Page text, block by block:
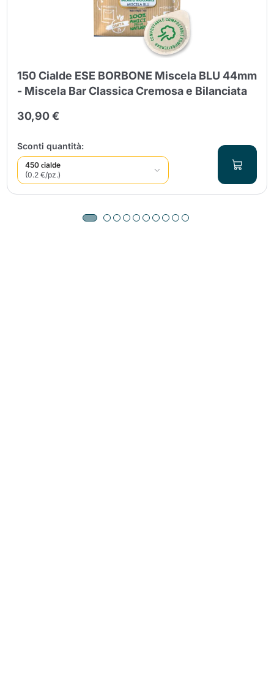
150 Cialde ESE BORBONE Miscela BLU 44mm
- Miscela Bar Classica Cremosa e Bilanciata
30,90 €
Sconti quantità:
450 сialde
(0.2 €/pz.)